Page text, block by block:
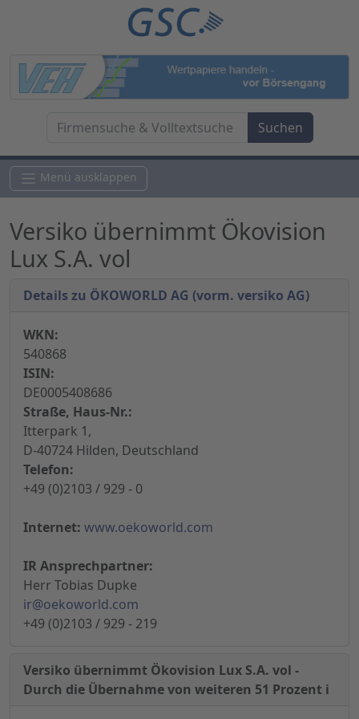
Menü ausklappen
Versiko übernimmt Ökovision
Lux S.A. vol
Details zu ÖKOWORLD AG (vorm. versiko AG)
WKN:
540868
ISIN:
DE0005408686
Straße, Haus-Nr.:
Itterpark 1,
D-40724 Hilden, Deutschland
Telefon:
+49 (0)2103 / 929 - 0
Internet: www.oekoworld.com
IR Ansprechpartner:
Herr Tobias Dupke
ir@oekoworld.com
+49 (0)2103 / 929 - 219
Versiko übernimmt Ökovision Lux S.A. vol -
Durch die Übernahme von weiteren 51 Prozent i